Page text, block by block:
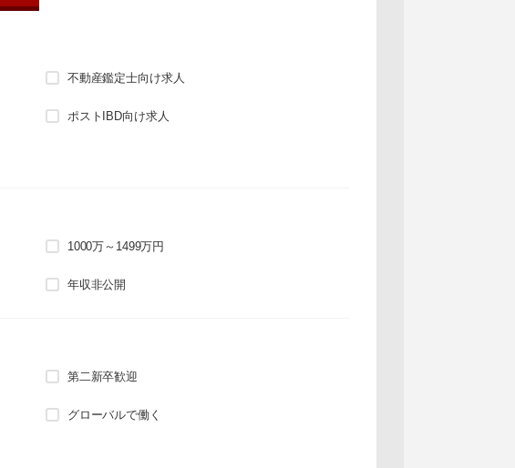
不動産鑑定士向け求人
ポストIBD向け求人
1000万～1499万円
年収非公開
第二新卒歓迎
グローバルで働く